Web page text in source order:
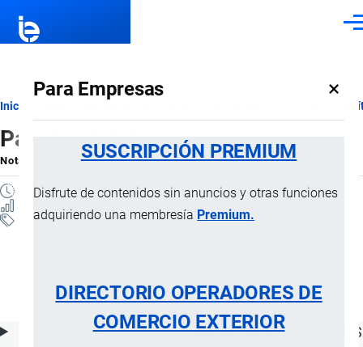
Para Empresas ×
SUSCRIPCIÓN PREMIUM
Disfrute de contenidos sin anuncios y otras funciones
adquiriendo una membresía Premium.
DIRECTORIO OPERADORES DE
COMERCIO EXTERIOR
Ruta
de
navegación
Inicio
Partida 10.03
Nota ExplicativaporImportaciones …, 16 Julio, 2024
2 MINUTOS
Notas Explicativas
10.03 Cebada
ÍNDICE DE CONTENIDOS